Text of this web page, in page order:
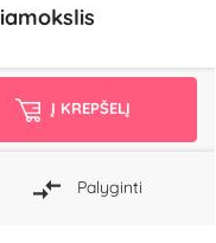
Į KREPŠELĮ
Palyginti